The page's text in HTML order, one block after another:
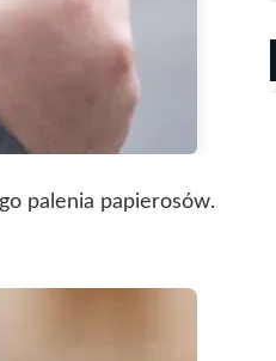
palenia papierosów.